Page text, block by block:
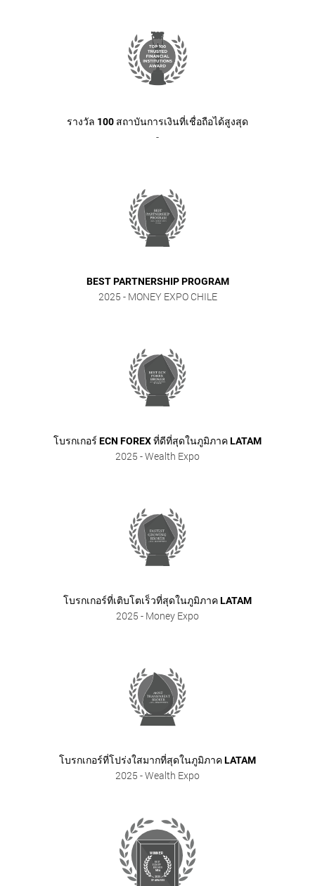
รางวัล 100 สถาบันการเงินที่เชื่อถือได้สูงสุด
-
BEST PARTNERSHIP PROGRAM
2025 - MONEY EXPO CHILE
โบรกเกอร์ ECN FOREX ที่ดีที่สุดในภูมิภาค LATAM
2025 - Wealth Expo
โบรกเกอร์ที่เติบโตเร็วที่สุดในภูมิภาค LATAM
2025 - Money Expo
โบรกเกอร์ที่โปร่งใสมากที่สุดในภูมิภาค LATAM
2025 - Wealth Expo